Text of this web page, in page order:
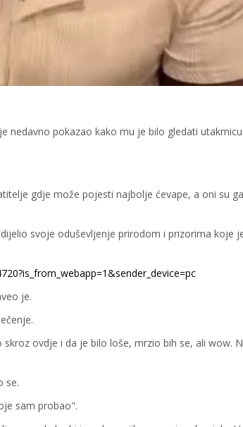
pokazao kako mu je bilo gledati utakmicu
gdje može pojesti najbolje ćevape, a oni su
svoje oduševljenje prirodom i prizorima koje
je.
ovdje i da je bilo loše, mrzio bih se, ali wow.
se.
sam probao".